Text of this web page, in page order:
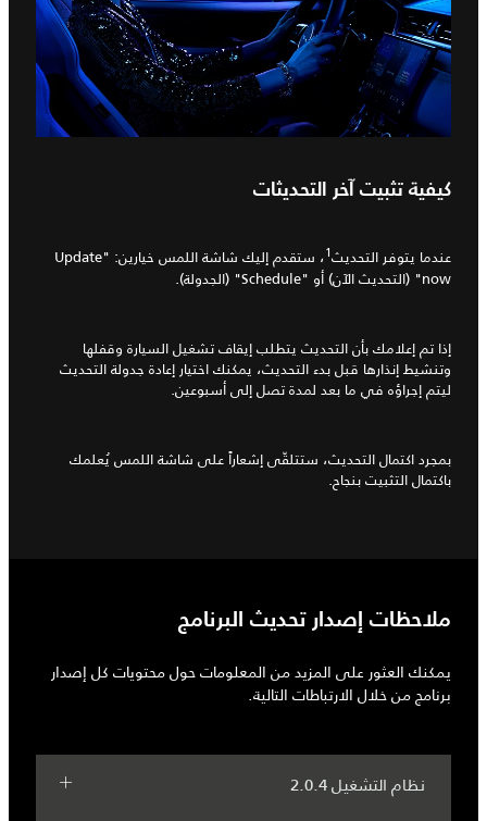
كيفية تثبيت آخر التحديثات
عندما يتوفر التحديث1
، ستقدم إليك شاشة اللمس خيارين: "Update
now" (التحديث الآن) أو "Schedule" (الجدولة).
إذا تم إعلامك بأن التحديث يتطلب إيقاف تشغيل السيارة وقفلها
وتنشيط إنذارها قبل بدء التحديث، يمكنك اختيار إعادة جدولة التحديث
ليتم إجراؤه في ما بعد لمدة تصل إلى أسبوعين.
بمجرد اكتمال التحديث، ستتلقّى إشعاراً على شاشة اللمس يُعلمك
باكتمال التثبيت بنجاح.
ملاحظات إصدار تحديث البرنامج
يمكنك العثور على المزيد من المعلومات حول محتويات كل إصدار
برنامج من خلال الارتباطات التالية.
نظام التشغيل 2.0.4